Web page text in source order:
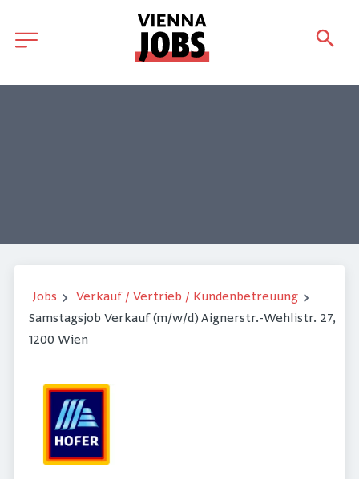
Jobs
Verkauf / Vertrieb / Kundenbetreuung
Samstagsjob Verkauf (m/w/d) Aignerstr.-Wehlistr. 27,
1200 Wien